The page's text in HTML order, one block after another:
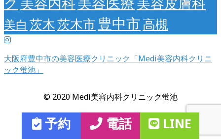
LINE
電話
予約
美白 茨木茨木市豊中市高槻
大阪府豊中市の美容医療クリニック「Medi美容内科クリニ
ック蛍池」
© 2020 Medi美容内科クリニック蛍池
当サイトのコンテンツの転載は固くお断りします